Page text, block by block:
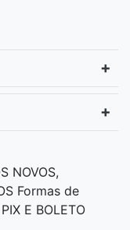
NOVOS,
Formas de
E BOLETO